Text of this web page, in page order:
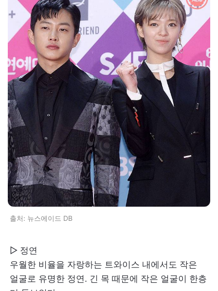
출처: 뉴스에이드 DB
▷ 정연
우월한 비율을 자랑하는 트와이스 내에서도 작은
얼굴로 유명한 정연. 긴 목 때문에 작은 얼굴이 한층